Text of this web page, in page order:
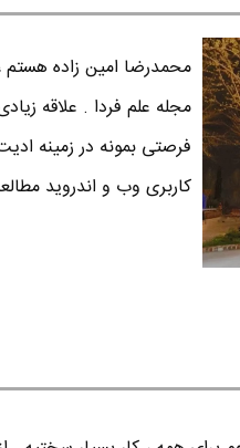
محمدرضا امين زاده هستم
مجله علم فردا . علاقه
فرصتی بمونه در زمینه
کاربری وب و اندروید